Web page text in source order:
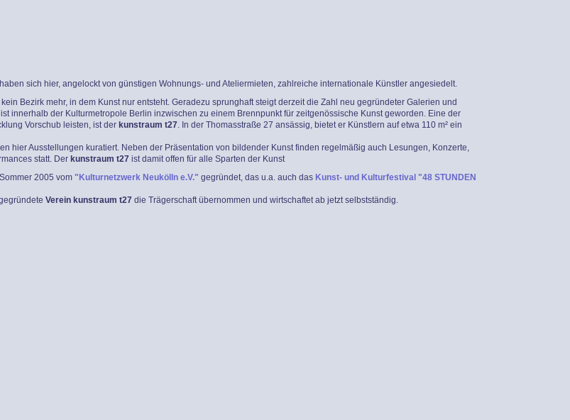
sich hier, angelockt von günstigen Wohnungs- und Ateliermieten, zahlreiche internationale Künstler angesiedelt.
Bezirk mehr, in dem Kunst nur entsteht. Geradezu sprunghaft steigt derzeit die Zahl neu gegründeter Galerien und
innerhalb der Kulturmetropole Berlin inzwischen zu einem Brennpunkt für zeitgenössische Kunst geworden. Eine der
Vorschub leisten, ist der kunstraum t27. In der Thomasstraße 27 ansässig, bietet er Künstlern auf etwa 110 m² ein
hier Ausstellungen kuratiert. Neben der Präsentation von bildender Kunst finden regelmäßig auch Lesungen, Konzerte,
statt. Der kunstraum t27 ist damit offen für alle Sparten der Kunst
2005 vom "Kulturnetzwerk Neukölln e.V." gegründet, das u.a. auch das Kunst- und Kulturfestival "48 STUNDEN
Verein kunstraum t27 die Trägerschaft übernommen und wirtschaftet ab jetzt selbstständig.